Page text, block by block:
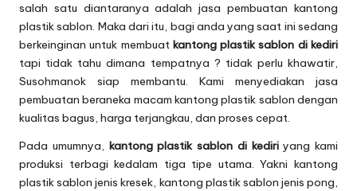
salah satu diantaranya adalah jasa pembuatan kantong
plastik sablon. Maka dari itu, bagi anda yang saat ini sedang
berkeinginan untuk membuat kantong plastik sablon di kediri
tapi tidak tahu dimana tempatnya ? tidak perlu khawatir,
Susohmanok siap membantu. Kami menyediakan jasa
pembuatan beraneka macam kantong plastik sablon dengan
kualitas bagus, harga terjangkau, dan proses cepat.
Pada umumnya, kantong plastik sablon di kediriyang kami
produksi terbagi kedalam tiga tipe utama. Yakni kantong
plastik sablon jenis kresek, kantong plastik sablon jenis pong,